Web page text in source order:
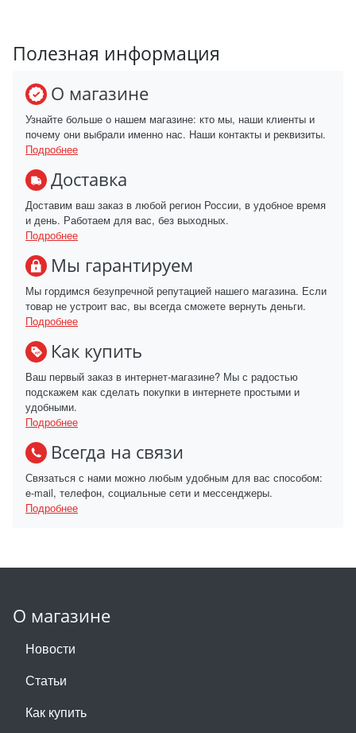
Полезная информация
О магазине
Узнайте больше о нашем магазине: кто мы, наши клиенты и
почему они выбрали именно нас. Наши контакты и реквизиты.
Подробнее
Доставка
Доставим ваш заказ в любой регион России, в удобное время
и день. Работаем для вас, без выходных.
Подробнее
Мы гарантируем
Мы гордимся безупречной репутацией нашего магазина. Если
товар не устроит вас, вы всегда сможете вернуть деньги.
Подробнее
Как купить
Ваш первый заказ в интернет-магазине? Мы с радостью
подскажем как сделать покупки в интернете простыми и
удобными.
Подробнее
Всегда на связи
Связаться с нами можно любым удобным для вас способом:
e-mail, телефон, социальные сети и мессенджеры.
Подробнее
О магазине
Новости
Статьи
Как купить